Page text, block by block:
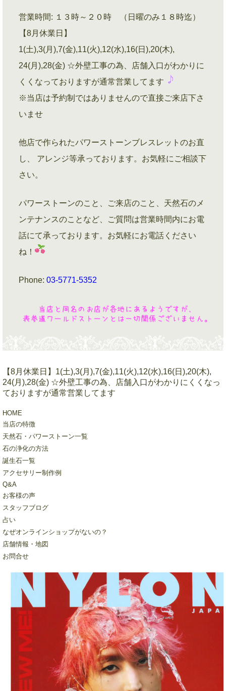
営業時間: １３時～２０時 （日曜のみ１８時迄）
【8月休業日】
1(土),3(月),7(金),11(火),12(水),16(日),20(木),
24(月),28(金) ☆外壁工事の為、店舗入口がわかりに
くくなっておりますが通常営業してます
※当店は予約制ではありませんので直接ご来店下さ
いませ
他店で作られたパワーストーンブレスレットのお直
し、 アレンジ等承っております。お気軽にご相談下
さい。
パワーストーンのこと、ご来店のこと、天然石のメ
ンテナンスのことなど、ご質問は営業時間内にお電
話にて承っております。お気軽にお電話ください
ね！
Phone: 03-5771-5352
【8月休業日】1(土),3(月),7(金),11(火),12(水),16(日),20(木),
24(月),28(金) ☆外壁工事の為、店舗入口がわかりにくくなっ
ておりますが通常営業してます
HOME
当店の特徴
天然石・パワーストーン一覧
石の浄化の方法
誕生石一覧
アクセサリー制作例
Q&A
お客様の声
スタッフブログ
占い
なぜオンラインショップがないの？
店舗情報・地図
お問合せ